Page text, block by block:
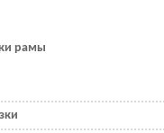
рамы